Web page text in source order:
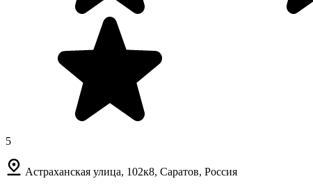
5
Астраханская улица, 102к8, Саратов, Россия